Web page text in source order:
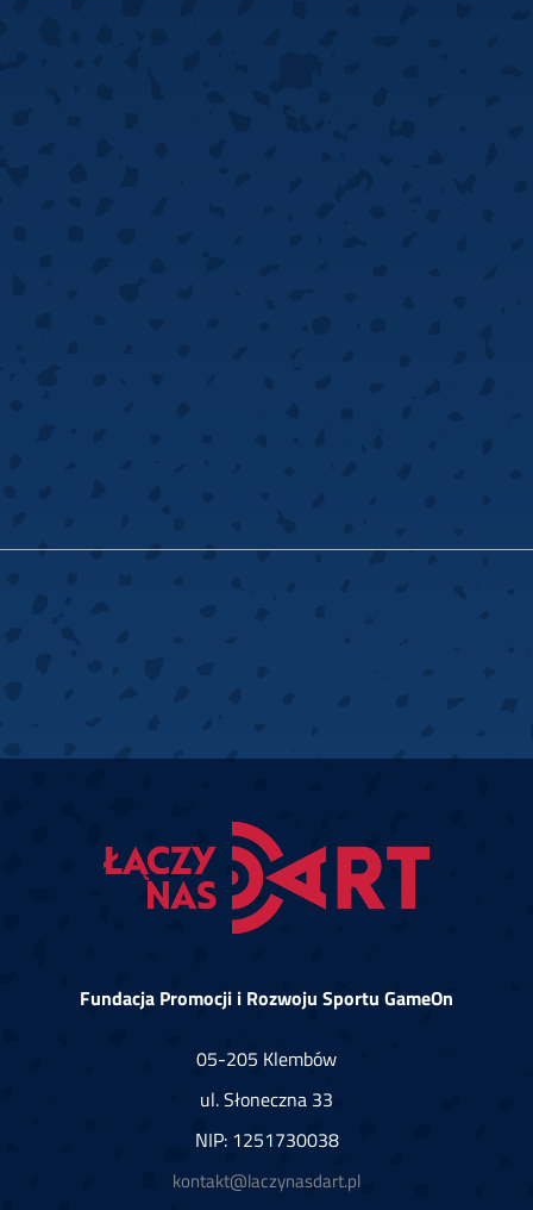
Fundacja Promocji i Rozwoju Sportu GameOn
05-205 Klembów
ul. Słoneczna 33
NIP: 1251730038
kontakt@laczynasdart.pl